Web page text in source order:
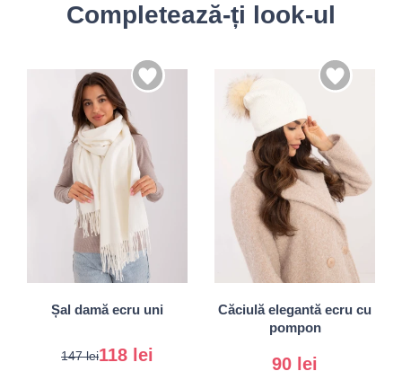
Completează-ți look-ul
Șal damă ecru uni
118 lei
147 lei
Universal
Căciulă elegantă ecru cu
pompon
90 lei